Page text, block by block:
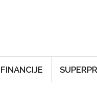
FINANCIJE